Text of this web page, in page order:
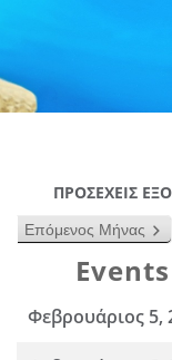
ΠΡΟΣΕΧΕΙΣ
Επόμενος Μήνας
Φεβρουάριος 5,